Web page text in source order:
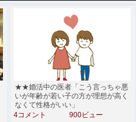
★★婚活中の医者「こう言っちゃ悪
いが年齢が若い子の方が理想が高く
なくて性格がいい」
4コメント
900ビュー